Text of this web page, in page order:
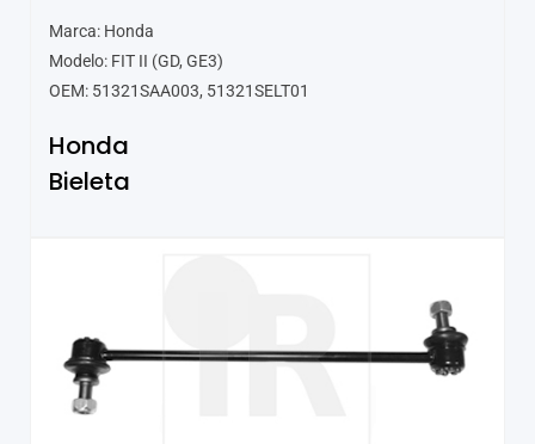
Marca: Honda
Modelo: FIT II (GD, GE3)
OEM: 51321SAA003, 51321SELT01
Honda
Bieleta